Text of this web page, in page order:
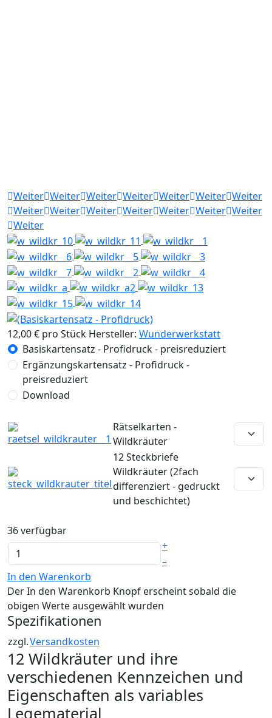
Weiter Weiter Weiter Weiter Weiter Weiter Weiter
Weiter Weiter Weiter Weiter Weiter Weiter Weiter
Weiter
12,00 € pro Stück Hersteller: Wunderwerkstatt
Basiskartensatz - Profidruck - preisreduziert
Ergänzungskartensatz - Profidruck -
preisreduziert
Download
Rätselkarten -
Wildkräuter
12 Steckbriefe
Wildkräuter (2fach
differenziert - gedruckt
und beschichtet)
36 verfügbar
+
–
In den Warenkorb
Der In den Warenkorb Knopf erscheint sobald die
obigen Werte ausgewählt wurden
Spezifikationen
zzgl.Versandkosten
12 Wildkräuter und ihre
verschiedenen Kennzeichen und
Eigenschaften als variables
Legematerial